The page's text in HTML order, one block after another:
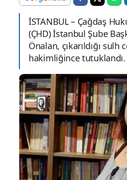
İSTANBUL – Çağdaş
(ÇHD) İstanbul Şube
Önalan, çıkarıldığı sulh
hakimliğince tutuklandı.